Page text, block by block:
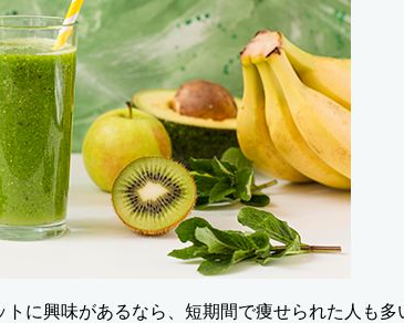
に興味があるなら、短期間で痩せられた人も